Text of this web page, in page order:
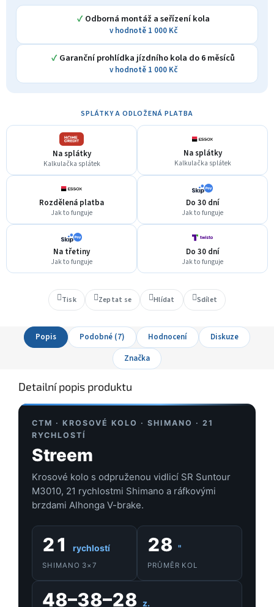
✓ Odborná montáž a seřízení kola
v hodnotě 1 000 Kč
✓ Garanční prohlídka jízdního kola do 6 měsíců
v hodnotě 1 000 Kč
SPLÁTKY A ODLOŽENÁ PLATBA
Na splátky
Kalkulačka splátek
Na splátky
Kalkulačka splátek
Rozdělená platba
Jak to funguje
Do 30 dní
Jak to funguje
Na třetiny
Jak to funguje
Do 30 dní
Jak to funguje
Tisk Zeptat se Hlídat Sdílet
Popis Podobné (7) Hodnocení
Diskuze
Značka
Detailní popis produktu
CTM · KROSOVÉ KOLO · SHIMANO · 21
RYCHLOSTÍ
Streem
Krosové kolo s odpruženou vidlicí SR Suntour
M3010, 21 rychlostmi Shimano a ráfkovými
brzdami Alhonga V-brake.
21 rychlostí
SHIMANO 3×7
28 "
PRŮMĚR KOL
48–38–28 z.